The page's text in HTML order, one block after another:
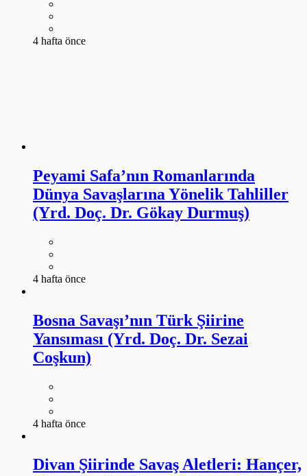
4 hafta önce
Bosna Savaşı’nın Türk Şiirine
Yansıması (Yrd. Doç. Dr. Sezai
Coşkun)
4 hafta önce
Divan Şiirinde Savaş Aletleri: Hançer,
Kılıç, Ok (Dr. Emel Nalçacıgil Çopur)
4 hafta önce